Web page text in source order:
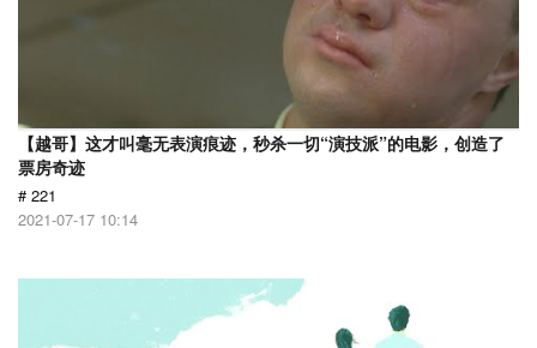
【越哥】这才叫毫无表演痕迹，秒杀一切“演技派”的电影，创造了
票房奇迹
# 221
2021-07-17 10:14